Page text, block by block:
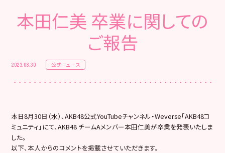
本田仁美 卒業に関しての
ご報告
2023.08.30 公式ニュース
本日8月30日（水）、AKB48公式YouTubeチャンネル・Weverse「AKB48コ
ミュニティ」にて、AKB48 チームAメンバー本田仁美が卒業を発表いたしま
した。
以下、本人からのコメントを掲載させていただきます。